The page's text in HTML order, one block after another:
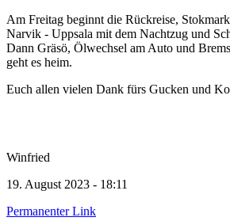
Am Freitag beginnt die Rückreise,
Narvik - Uppsala mit dem Nachtzug und
Dann Gräsö, Ölwechsel am Auto und
geht es heim.
Euch allen vielen Dank fürs Gucken und
Winfried
19. August 2023 - 18:11
Permanenter Link